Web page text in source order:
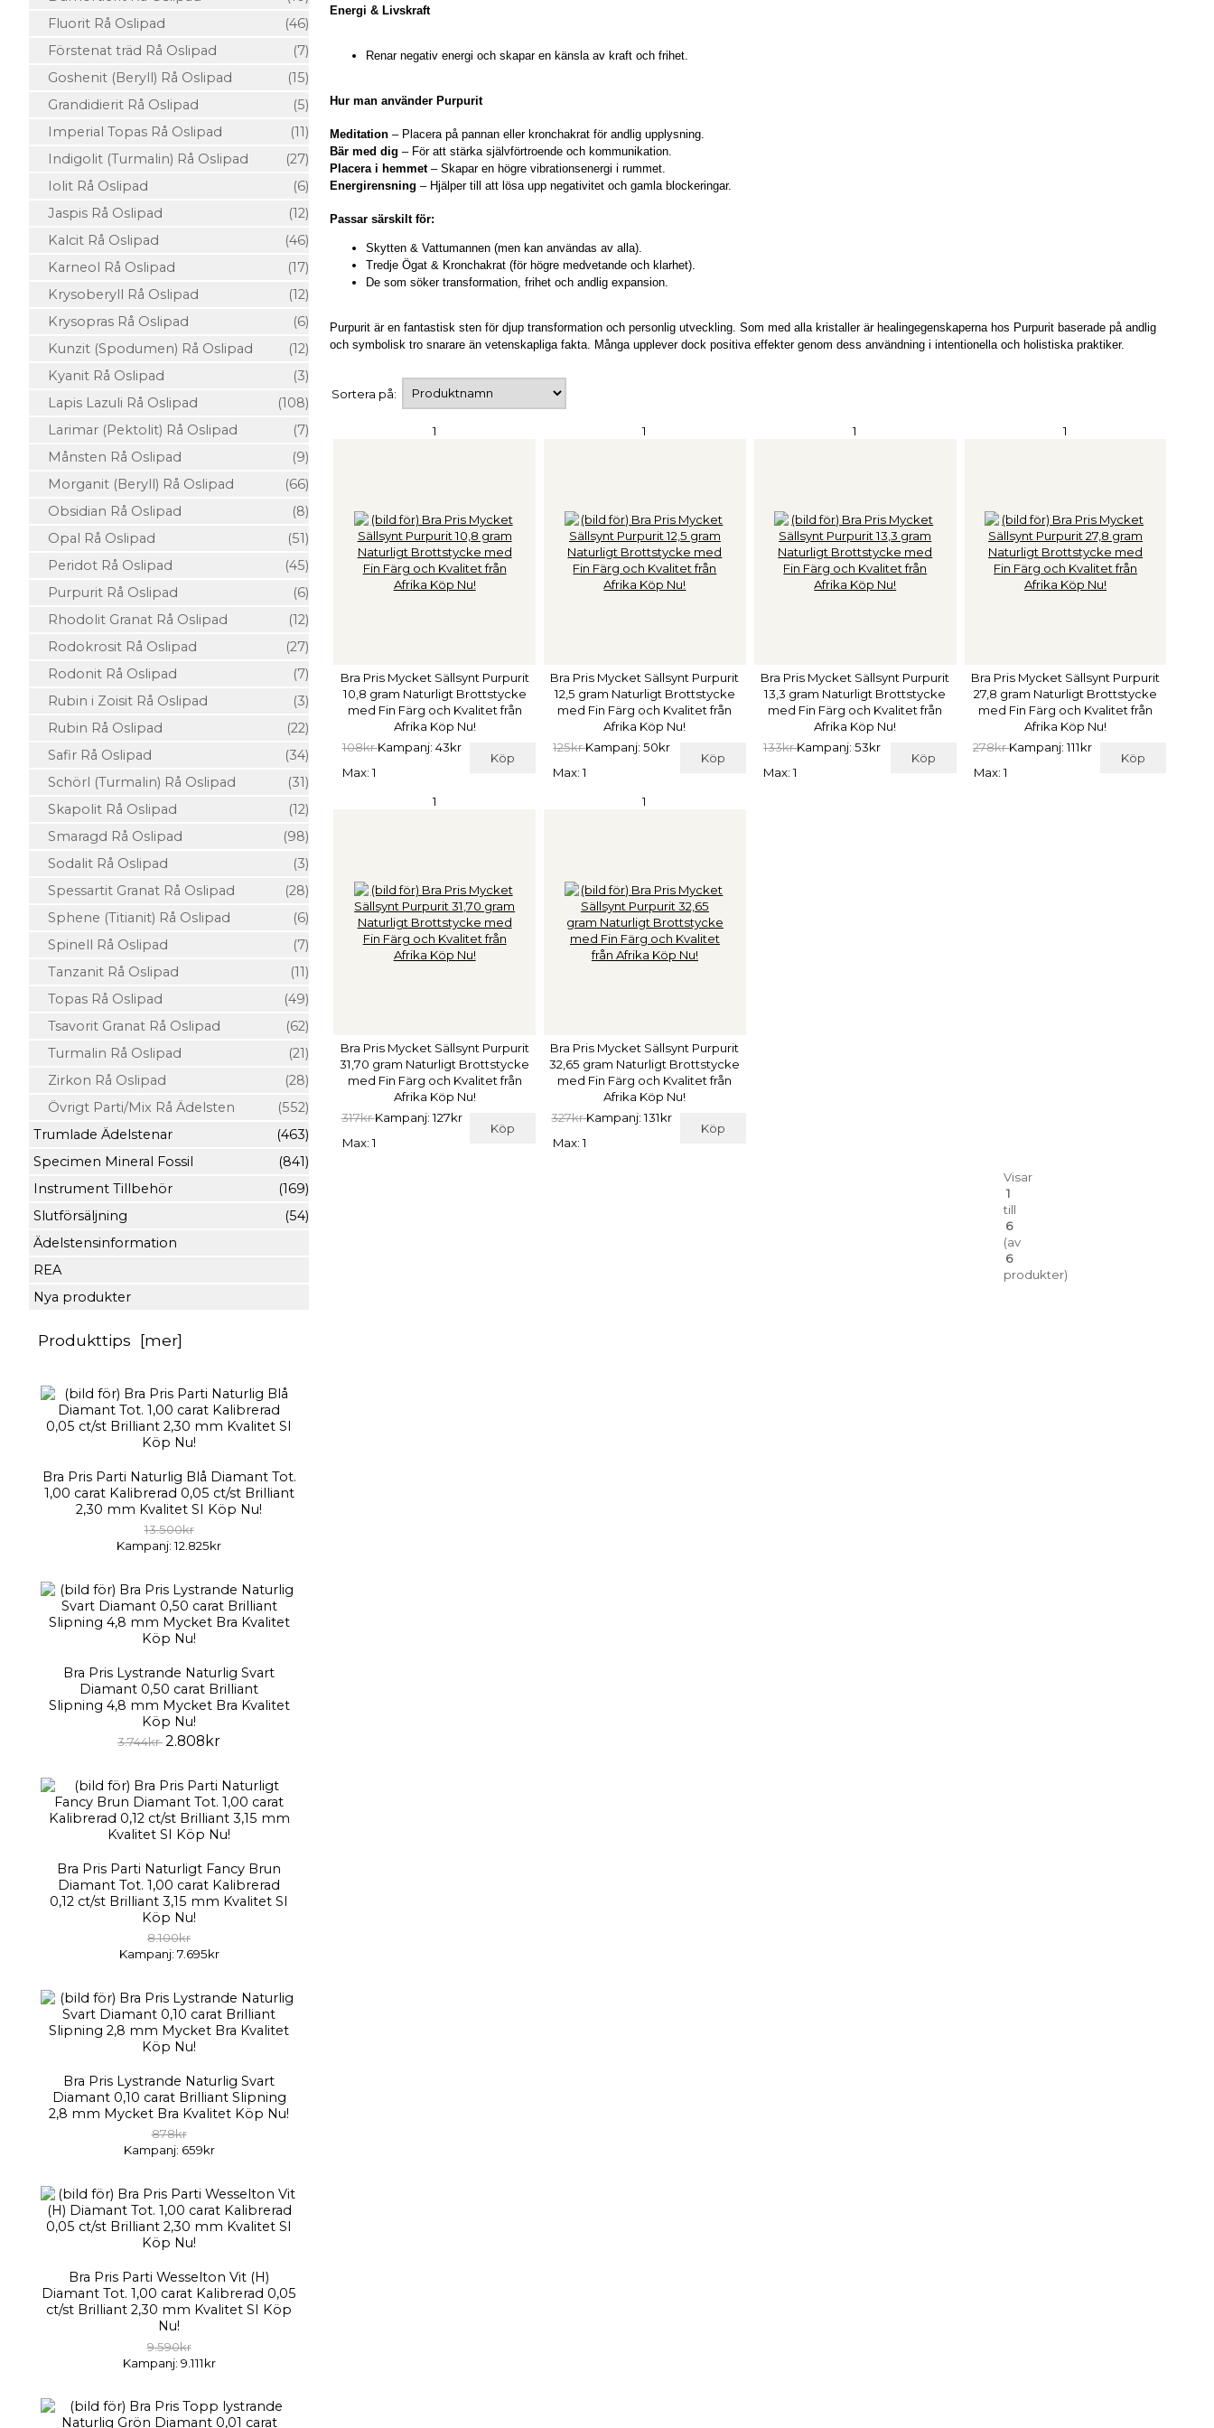
Fluorit Rå Oslipad
(46)
Förstenat träd Rå Oslipad
(7)
Goshenit (Beryll) Rå Oslipad
(15)
Grandidierit Rå Oslipad
(5)
Imperial Topas Rå Oslipad
(11)
Indigolit (Turmalin) Rå Oslipad
(27)
Iolit Rå Oslipad
(6)
Jaspis Rå Oslipad
(12)
Kalcit Rå Oslipad
(46)
Karneol Rå Oslipad
(17)
Krysoberyll Rå Oslipad
(12)
Krysopras Rå Oslipad
(6)
Kunzit (Spodumen) Rå Oslipad
(12)
Kyanit Rå Oslipad
(3)
Lapis Lazuli Rå Oslipad
(108)
Larimar (Pektolit) Rå Oslipad
(7)
Månsten Rå Oslipad
(9)
Morganit (Beryll) Rå Oslipad
(66)
Obsidian Rå Oslipad
(8)
Opal Rå Oslipad
(51)
Peridot Rå Oslipad
(45)
Purpurit Rå Oslipad
(6)
Rhodolit Granat Rå Oslipad
(12)
Rodokrosit Rå Oslipad
(27)
Rodonit Rå Oslipad
(7)
Rubin i Zoisit Rå Oslipad
(3)
Rubin Rå Oslipad
(22)
Safir Rå Oslipad
(34)
Schörl (Turmalin) Rå Oslipad
(31)
Skapolit Rå Oslipad
(12)
Smaragd Rå Oslipad
(98)
Sodalit Rå Oslipad
(3)
Spessartit Granat Rå Oslipad
(28)
Sphene (Titianit) Rå Oslipad
(6)
Spinell Rå Oslipad
(7)
Tanzanit Rå Oslipad
(11)
Topas Rå Oslipad
(49)
Tsavorit Granat Rå Oslipad
(62)
Turmalin Rå Oslipad
(21)
Zirkon Rå Oslipad
(28)
Övrigt Parti/Mix Rå Ädelsten
(552)
Trumlade Ädelstenar
(463)
Specimen Mineral Fossil
(841)
Instrument Tillbehör
(169)
Slutförsäljning
(54)
Ädelstensinformation
REA
Nya produkter
Produkttips [mer]
Bra Pris Parti Naturlig Blå Diamant Tot.
1,00 carat Kalibrerad 0,05 ct/st Brilliant
2,30 mm Kvalitet SI Köp Nu!
13.500kr
Kampanj: 12.825kr
Bra Pris Lystrande Naturlig Svart
Diamant 0,50 carat Brilliant
Slipning 4,8 mm Mycket Bra Kvalitet
Köp Nu!
3.744kr2.808kr
Bra Pris Parti Naturligt Fancy Brun
Diamant Tot. 1,00 carat Kalibrerad
0,12 ct/st Brilliant 3,15 mm Kvalitet SI
Köp Nu!
8.100kr
Kampanj: 7.695kr
Bra Pris Lystrande Naturlig Svart
Diamant 0,10 carat Brilliant Slipning
2,8 mm Mycket Bra Kvalitet Köp Nu!
878kr
Kampanj: 659kr
Bra Pris Parti Wesselton Vit (H)
Diamant Tot. 1,00 carat Kalibrerad 0,05
ct/st Brilliant 2,30 mm Kvalitet SI Köp
Nu!
9.590kr
Kampanj: 9.111kr
Energi & Livskraft
Renar negativ energi och skapar en känsla av kraft och frihet.
Hur man använder Purpurit
Meditation– Placera på pannan eller kronchakrat för andlig upplysning.
Bär med dig – För att stärka självförtroende och kommunikation.
Placera i hemmet– Skapar en högre vibrationsenergi i rummet.
Energirensning – Hjälper till att lösa upp negativitet och gamla blockeringar.
Passar särskilt för:
Skytten & Vattumannen (men kan användas av alla).
Tredje Ögat & Kronchakrat (för högre medvetande och klarhet).
De som söker transformation, frihet och andlig expansion.
Purpurit är en fantastisk sten för djup transformation och personlig utveckling. Som med alla kristaller är healingegenskaperna hos Purpurit baserade på andlig
och symbolisk tro snarare än vetenskapliga fakta. Många upplever dock positiva effekter genom dess användning i intentionella och holistiska praktiker.
Sortera på:
1
Bra Pris Mycket Sällsynt Purpurit
10,8 gram Naturligt Brottstycke
med Fin Färg och Kvalitet från
Afrika Köp Nu!
108krKampanj: 43kr
Köp
Max: 1
1
Bra Pris Mycket Sällsynt Purpurit
12,5 gram Naturligt Brottstycke
med Fin Färg och Kvalitet från
Afrika Köp Nu!
125krKampanj: 50kr
Köp
Max: 1
1
Bra Pris Mycket Sällsynt Purpurit
13,3 gram Naturligt Brottstycke
med Fin Färg och Kvalitet från
Afrika Köp Nu!
133krKampanj: 53kr
Köp
Max: 1
1
Bra Pris Mycket Sällsynt Purpurit
27,8 gram Naturligt Brottstycke
med Fin Färg och Kvalitet från
Afrika Köp Nu!
278krKampanj: 111kr
Köp
Max: 1
1
Bra Pris Mycket Sällsynt Purpurit
31,70 gram Naturligt Brottstycke
med Fin Färg och Kvalitet från
Afrika Köp Nu!
317krKampanj: 127kr
Köp
Max: 1
1
Bra Pris Mycket Sällsynt Purpurit
32,65 gram Naturligt Brottstycke
med Fin Färg och Kvalitet från
Afrika Köp Nu!
327krKampanj: 131kr
Köp
Max: 1
Visar
1
till
6
(av
6
produkter)